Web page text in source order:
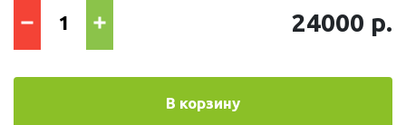
24000 р.
В корзину